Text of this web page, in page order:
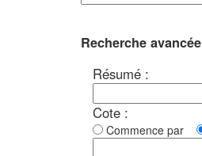
Recherche avancée
Résumé :
Cote :
Commence par